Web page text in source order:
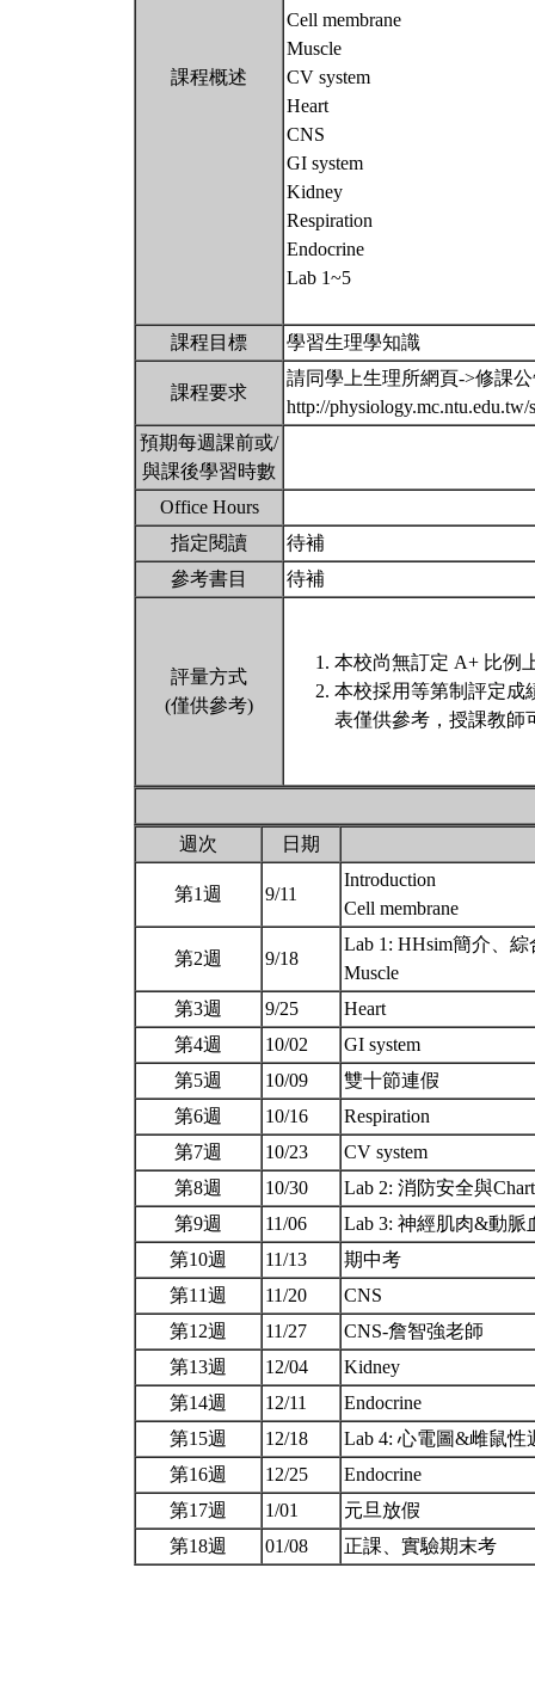
課程概述
Cell membrane
Muscle
CV system
Heart
CNS
GI system
Kidney
Respiration
Endocrine
Lab 1~5
課程目標 學習生理學知識
課程要求
請同學上生理所網頁->修課
http://
預期每週課前或/
與課後學習時數
Office Hours
指定閱讀
待補
參考書目
待補
評量方式
(僅供參考)
本校尚無訂定 A+ 比例
本校採用等第制評定成
表僅供參考，授課教師
週次 日期
第1週 9/11
Introduction
Cell membrane
第2週 9/18
Lab 1: HHsim簡介、綜
Muscle
第3週
9/25
Heart
第4週
10/02
GI system
第5週
10/09
雙十節連假
第6週
10/16
Respiration
第7週
10/23
CV system
第8週
10/30
Lab 2: 消防安全與
第9週
11/06
Lab 3: 神經肌肉&動
第10週
11/13
期中考
第11週
11/20
CNS
第12週
11/27
CNS-詹智強老師
第13週
12/04
Kidney
第14週
12/11
Endocrine
第15週
12/18
Lab 4: 心電圖&雌鼠性
第16週
12/25
Endocrine
第17週
1/01
元旦放假
第18週
01/08 正課、實驗期末考